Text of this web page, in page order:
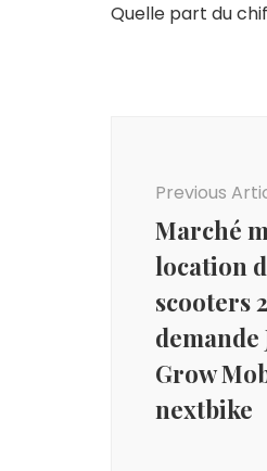
Quelle part du
Previous
Marché
location
scooters
demande
Grow
nextbike